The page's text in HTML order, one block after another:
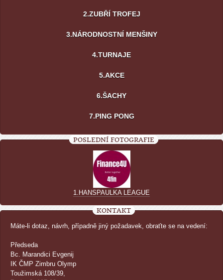
2.ZUBŘÍ TROFEJ
3.NÁRODNOSTNÍ MENŠINY
4.TURNAJE
5.AKCE
6.ŠACHY
7.PING PONG
POSLEDNÍ FOTOGRAFIE
1.HANSPAULKA LEAGUE
KONTAKT
Máte-li dotaz, návrh, případně jiný požadavek, obraťte se na vedení:
Předseda
Bc. Marandici Evgenij
IK ČMP Zimbru Olymp
Toužimská 108/39,